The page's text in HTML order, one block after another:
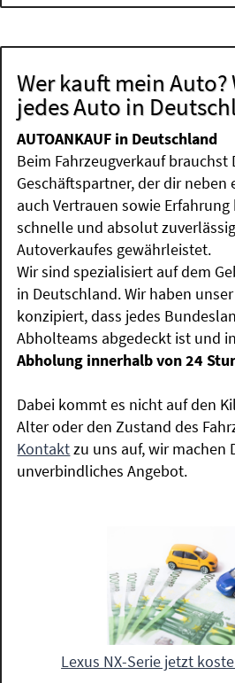
Wer kauft mein Auto?
jedes Auto in
AUTOANKAUF in Deutschland
Beim Fahrzeugverkauf brauchst
Geschäftspartner, der dir neben
auch Vertrauen sowie
schnelle und absolut
Autoverkaufes gewährleistet.
Wir sind spezialisiert auf dem
in Deutschland. Wir haben
konzipiert, dass jedes
Abholteams abgedeckt ist und
Abholung innerhalb von 24
Dabei kommt es nicht auf den
Alter oder den Zustand des
Kontaktzu uns auf, wir machen
unverbindliches Angebot.
Lexus NX-Serie jetzt